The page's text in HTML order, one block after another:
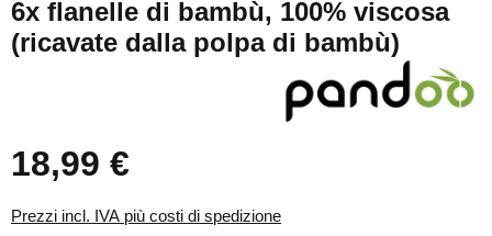
6x flanelle di bambù, 100% viscosa
(ricavate dalla polpa di bambù)
Prezzo normale:
18,99 €
Prezzi incl. IVA più costi di spedizione